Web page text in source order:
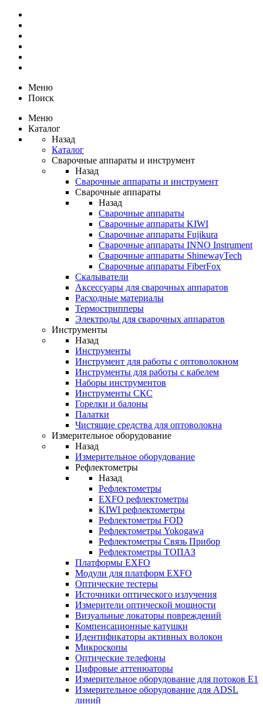
Меню
Поиск
Меню
Каталог
Назад
Каталог
Сварочные аппараты и инструмент
Назад
Сварочные аппараты и инструмент
Сварочные аппараты
Назад
Сварочные аппараты
Сварочные аппараты KIWI
Сварочные аппараты Fujikura
Сварочные аппараты INNO Instrument
Сварочные аппараты ShinewayTech
Cварочные аппараты FiberFox
Скалыватели
Аксессуары для сварочных аппаратов
Расходные материалы
Термострипперы
Электроды для сварочных аппаратов
Инструменты
Назад
Инструменты
Инструмент для работы с оптоволокном
Инструменты для работы с кабелем
Наборы инструментов
Инструменты СКС
Горелки и балоны
Палатки
Чистящие средства для оптоволокна
Измерительное оборудование
Назад
Измерительное оборудование
Рефлектометры
Назад
Рефлектометры
EXFO рефлектометры
KIWI рефлектометры
Рефлектометры FOD
Рефлектометры Yokogawa
Рефлектометры Связь Прибор
Рефлектометры ТОПАЗ
Платформы EXFO
Модули для платформ EXFO
Оптические тестеры
Источники оптического излучения
Измерители оптической мощности
Визуальные локаторы повреждений
Компенсационные катушки
Идентификаторы активных волокон
Микроскопы
Оптические телефоны
Цифровые аттенюаторы
Измерительное оборудование для потоков Е1
Измерительное оборудование для ADSL
линий